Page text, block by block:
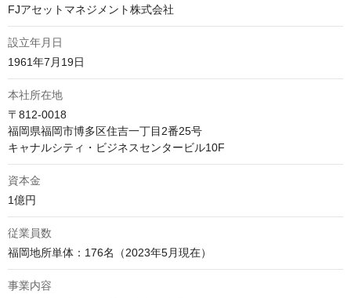
FJアセットマネジメント株式会社
設立年月日
1961年7月19日
本社所在地
〒812-0018
福岡県福岡市博多区住吉一丁目2番25号
キャナルシティ・ビジネスセンタービル10F
資本金
1億円
従業員数
福岡地所単体：176名（2023年5月現在）
事業内容